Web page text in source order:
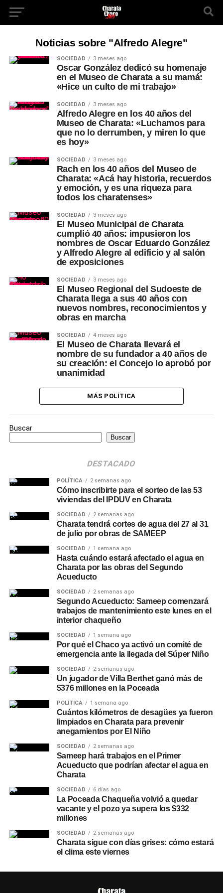
Noticias sobre "Alfredo Alegre"
SOCIEDAD 3 meses ago
Oscar González dedicó su homenaje
en el Museo de Charata a su mamá:
«Hice un culto de mi trabajo»
SOCIEDAD 3 meses ago
Alfredo Alegre en los 40 años del
Museo de Charata: «Luchamos para
que no lo derrumben, y miren lo que
es hoy»
SOCIEDAD 3 meses ago
Rach en los 40 años del Museo de
Charata: «Acá hay historia, recuerdos
y emoción, y es una riqueza para
todos los charatenses»
SOCIEDAD 3 meses ago
El Museo Municipal de Charata
cumplió 40 años: impusieron los
nombres de Oscar Eduardo González
y Alfredo Alegre al edificio y al salón
de exposiciones
SOCIEDAD 3 meses ago
El Museo Regional del Sudoeste de
Charata llega a sus 40 años con
nuevos nombres, reconocimientos y
obras en marcha
SOCIEDAD 4 meses ago
El Museo de Charata llevará el
nombre de su fundador a 40 años de
su creación: el Concejo lo aprobó por
unanimidad
MÁS POLÍTICA
Buscar
Buscar
DESTACADO
POLÍTICA 2 semanas ago
Cómo inscribirte para el sorteo de las 53
viviendas del IPDUV en Charata
SOCIEDAD 2 semanas ago
Charata tendrá cortes de agua del 27 al 31
de julio por obras de SAMEEP
SOCIEDAD 1 semana ago
Hasta cuándo estará afectado el agua en
Charata por las obras del Segundo
Acueducto
SOCIEDAD 2 semanas ago
Segundo Acueducto: Sameep comenzará
trabajos de mantenimiento este lunes en el
interior chaqueño
SOCIEDAD 1 semana ago
Por qué el Chaco ya activó un comité de
emergencia ante la llegada del Súper Niño
SOCIEDAD 2 semanas ago
Un jugador de Villa Berthet ganó más de
$376 millones en la Poceada
POLÍTICA 1 semana ago
Cuántos kilómetros de desagües ya fueron
limpiados en Charata para prevenir
anegamientos por El Niño
SOCIEDAD 2 semanas ago
Sameep hará trabajos en el Primer
Acueducto que podrían afectar el agua en
Charata
SOCIEDAD 6 días ago
La Poceada Chaqueña volvió a quedar
vacante y el pozo ya supera los $332
millones
SOCIEDAD 2 semanas ago
Charata sigue con días grises: cómo estará
el clima este viernes